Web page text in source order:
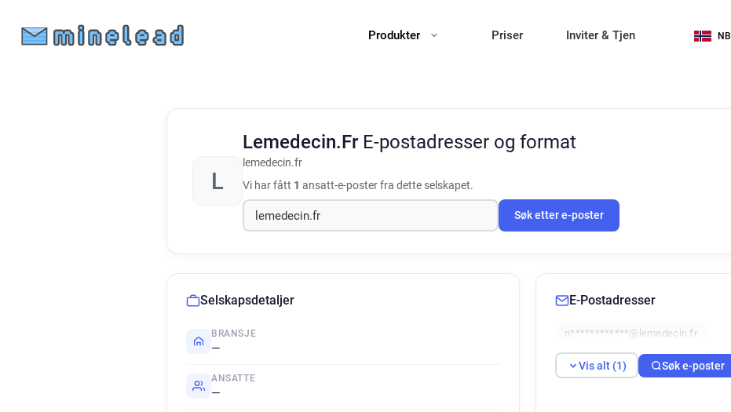
Produkter Priser Inviter & Tjen NB
L
Lemedecin.Fr E-postadresser og format
lemedecin.fr
Vi har fått 1 ansatt-e-poster fra dette selskapet.
Søk etter e-poster
Selskapsdetaljer
BRANSJE
—
ANSATTE
—
E-Postadresser
n************@lemedecin.fr
Vis alt (1) Søk e-poster